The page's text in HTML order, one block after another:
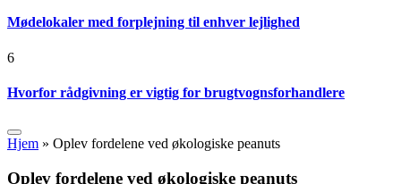
Mødelokaler med forplejning til enhver lejlighed
6
Hvorfor rådgivning er vigtig for brugtvognsforhandlere
Hjem » Oplev fordelene ved økologiske peanuts
Oplev fordelene ved økologiske peanuts